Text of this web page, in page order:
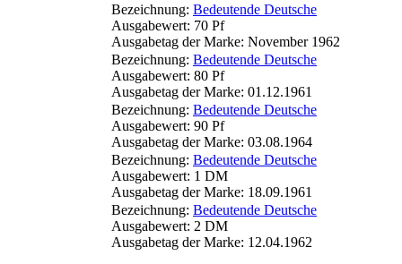
Bezeichnung: Bedeutende Deutsche
Ausgabewert: 70 Pf
Ausgabetag der Marke: November 1962
Bezeichnung: Bedeutende Deutsche
Ausgabewert: 80 Pf
Ausgabetag der Marke: 01.12.1961
Bezeichnung: Bedeutende Deutsche
Ausgabewert: 90 Pf
Ausgabetag der Marke: 03.08.1964
Bezeichnung: Bedeutende Deutsche
Ausgabewert: 1 DM
Ausgabetag der Marke: 18.09.1961
Bezeichnung: Bedeutende Deutsche
Ausgabewert: 2 DM
Ausgabetag der Marke: 12.04.1962